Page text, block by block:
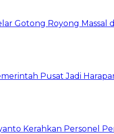
Gotong Royong Massal
Pusat Jadi
Kerahkan Personel